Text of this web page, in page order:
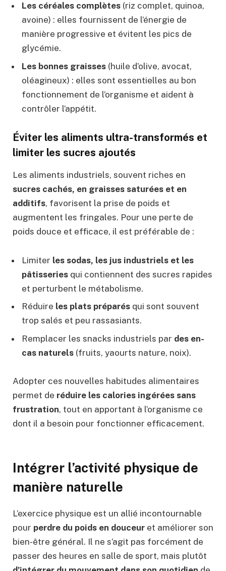
Les céréales complètes (riz complet, quinoa,
avoine) : elles fournissent de l’énergie de
manière progressive et évitent les pics de
glycémie.
Les bonnes graisses (huile d’olive, avocat,
oléagineux) : elles sont essentielles au bon
fonctionnement de l’organisme et aident à
contrôler l’appétit.
Éviter les aliments ultra-transformés et
limiter les sucres ajoutés
Les aliments industriels, souvent riches en
sucres cachés, en graisses saturées et en
additifs, favorisent la prise de poids et
augmentent les fringales. Pour une perte de
poids douce et efficace, il est préférable de :
Limiter les sodas, les jus industriels et les
pâtisseries qui contiennent des sucres rapides
et perturbent le métabolisme.
Réduire les plats préparés qui sont souvent
trop salés et peu rassasiants.
Remplacer les snacks industriels par des en-
cas naturels (fruits, yaourts nature, noix).
Adopter ces nouvelles habitudes alimentaires
permet de réduire les calories ingérées sans
frustration, tout en apportant à l’organisme ce
dont il a besoin pour fonctionner efficacement.
Intégrer l’activité physique de
manière naturelle
L’exercice physique est un allié incontournable
pour perdre du poids en douceur et améliorer son
bien-être général. Il ne s’agit pas forcément de
passer des heures en salle de sport, mais plutôt